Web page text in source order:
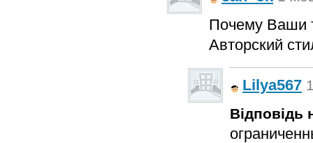
Почему Ваши
Авторский
Lilya567
Відповідь